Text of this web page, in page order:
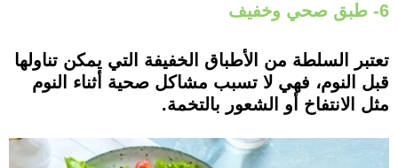
6- طبق صحي وخفيف
تعتبر السلطة من الأطباق الخفيفة التي يمكن تناولها
قبل النوم، فهي لا تسبب مشاكل صحية أثناء النوم
مثل الانتفاخ أو الشعور بالتخمة.